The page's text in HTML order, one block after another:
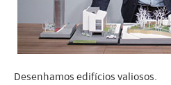
Desenhamos edifícios valiosos.